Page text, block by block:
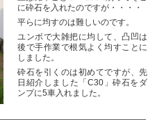
に砕石を入れたのですが・・・・
平らに均すのは難しいのです。
ユンボで大雑把に均して、凸凹は
後で手作業で根気よく均すことに
しました。
砕石を引くのは初めてですが、先
日紹介しました「C30」砕石をダ
ンプに5車入れました。